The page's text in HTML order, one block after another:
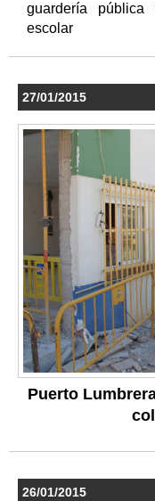
guardería
escolar
27/01/2015
Puerto
26/01/2015